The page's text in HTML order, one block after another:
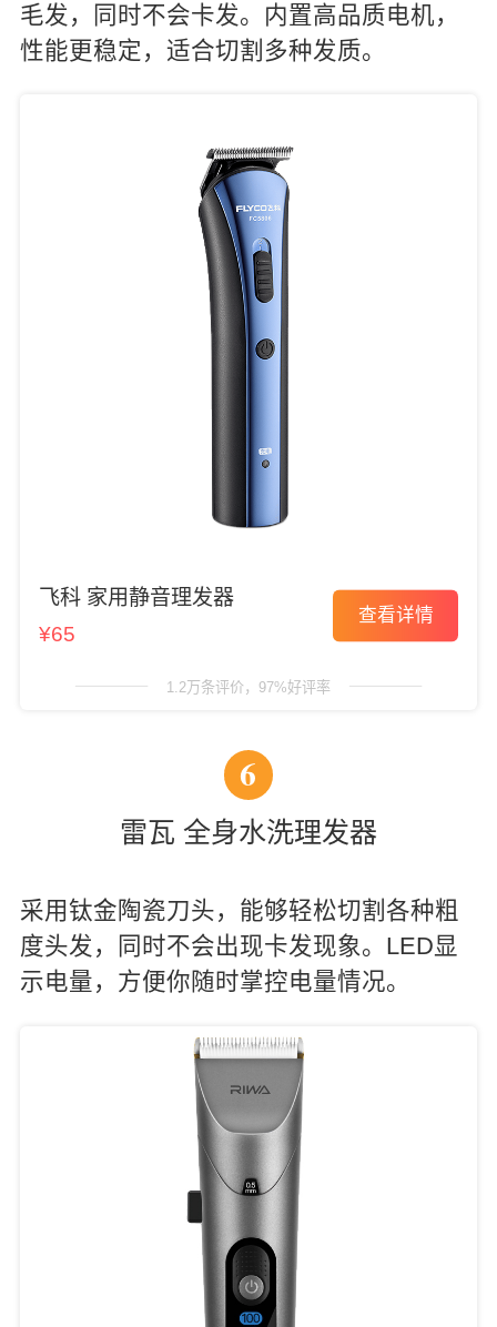
毛发，同时不会卡发。内置高品质电机，
性能更稳定，适合切割多种发质。
飞科 家用静音理发器
¥65
查看详情
1.2万条评价，97%好评率
6
雷瓦 全身水洗理发器
采用钛金陶瓷刀头，能够轻松切割各种粗
度头发，同时不会出现卡发现象。LED显
示电量，方便你随时掌控电量情况。